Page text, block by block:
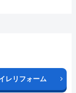
レリフォーム